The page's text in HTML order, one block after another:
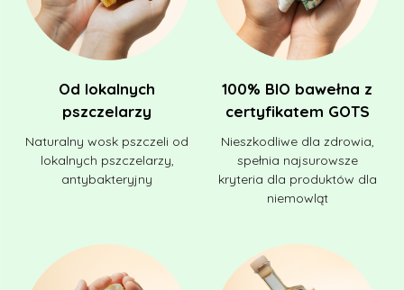
Od lokalnych
pszczelarzy
Naturalny wosk pszczeli od
lokalnych pszczelarzy,
antybakteryjny
100% BIO bawełna z
certyfikatem GOTS
Nieszkodliwe dla zdrowia,
spełnia najsurowsze
kryteria dla produktów dla
niemowląt